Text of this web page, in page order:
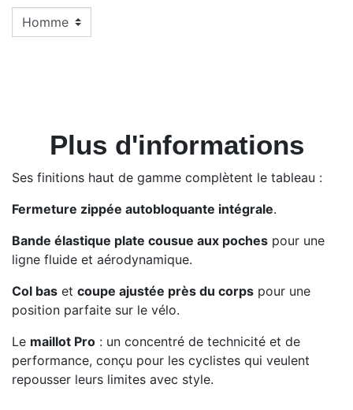
Plus d'informations
Ses finitions haut de gamme complètent le tableau :
Fermeture zippée autobloquante intégrale.
Bande élastique plate cousue aux poches pour une
ligne fluide et aérodynamique.
Col bas et coupe ajustée près du corps pour une
position parfaite sur le vélo.
Le maillot Pro : un concentré de technicité et de
performance, conçu pour les cyclistes qui veulent
repousser leurs limites avec style.